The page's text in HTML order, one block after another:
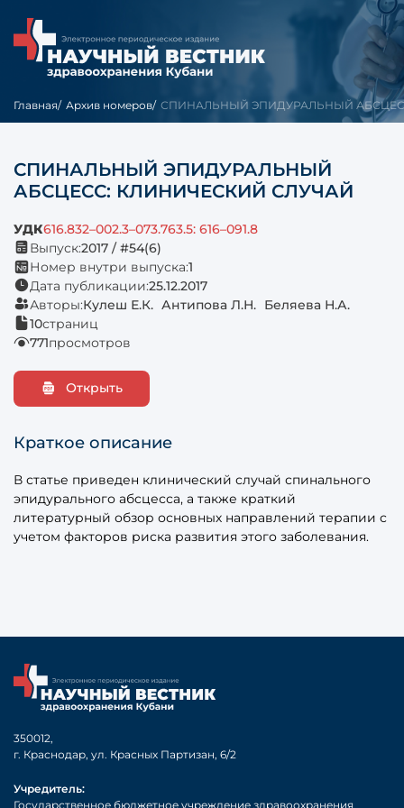
Главная Архив номеров СПИНАЛЬНЫЙ ЭПИДУРАЛЬНЫЙ
СПИНАЛЬНЫЙ ЭПИДУРАЛЬНЫЙ
АБСЦЕСС: КЛИНИЧЕСКИЙ СЛУЧАЙ
УДК616.832–002.3–073.763.5: 616–091.8
Выпуск:2017 / #54(6)
Номер внутри выпуска:1
Дата публикации:25.12.2017
Авторы:Кулеш Е.К. Антипова Л.Н. Беляева Н.А.
10страниц
771просмотров
Открыть
Краткое описание
В статье приведен клинический случай спинального
эпидурального абсцесса, а также краткий
литературный обзор основных направлений терапии с
учетом факторов риска развития этого заболевания.
350012,
г. Краснодар, ул. Красных Партизан, 6/2
Учредитель:
Государственное бюджетное учреждение здравоохранения